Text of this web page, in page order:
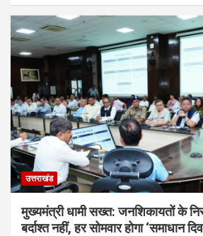
उत्तराखंड
मुख्यमंत्री धामी सख्त: जनशिकायतों के
बर्दाश्त नहीं, हर सोमवार होगा ‘समाधान